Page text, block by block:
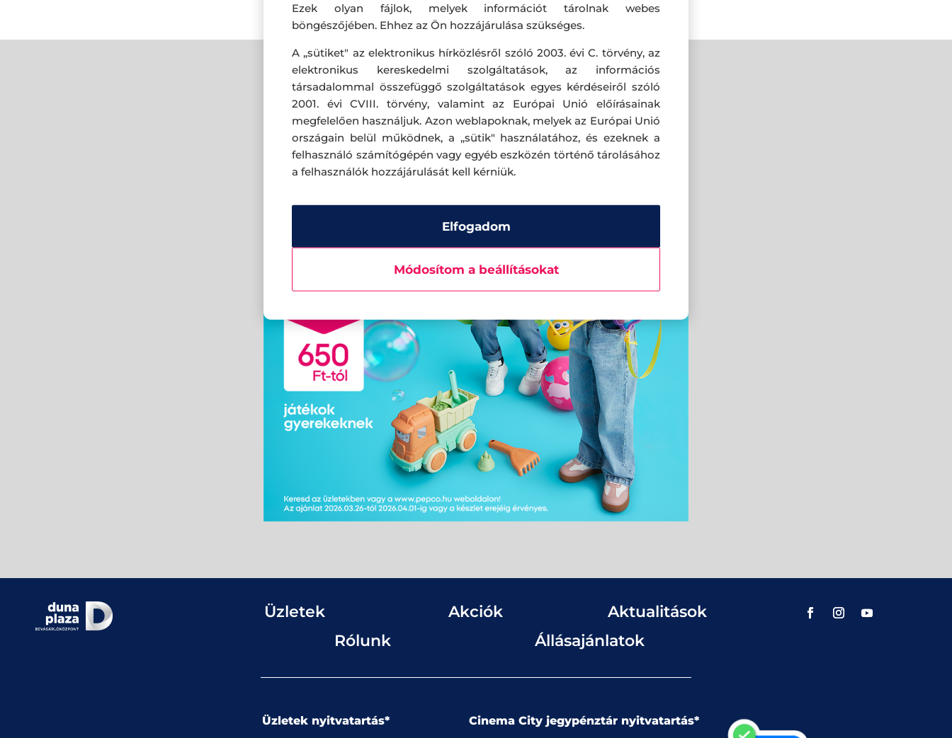
Üzletek Akciók
Aktualitások
Rólunk
Állásajánlatok
Üzletek nyitvatartás* Cinema City jegypénztár nyitvatartás*
Ezek olyan fájlok, melyek információt tárolnak webes
böngészőjében. Ehhez az Ön hozzájárulása szükséges.
A „sütiket" az elektronikus hírközlésről szóló 2003. évi C. törvény, az
elektronikus kereskedelmi szolgáltatások, az információs
társadalommal összefüggő szolgáltatások egyes kérdéseiről szóló
2001. évi CVIII. törvény, valamint az Európai Unió előírásainak
megfelelően használjuk. Azon weblapoknak, melyek az Európai Unió
országain belül működnek, a „sütik" használatához, és ezeknek a
felhasználó számítógépén vagy egyéb eszközén történő tárolásához
a felhasználók hozzájárulását kell kérniük.
Elfogadom
Módosítom a beállításokat